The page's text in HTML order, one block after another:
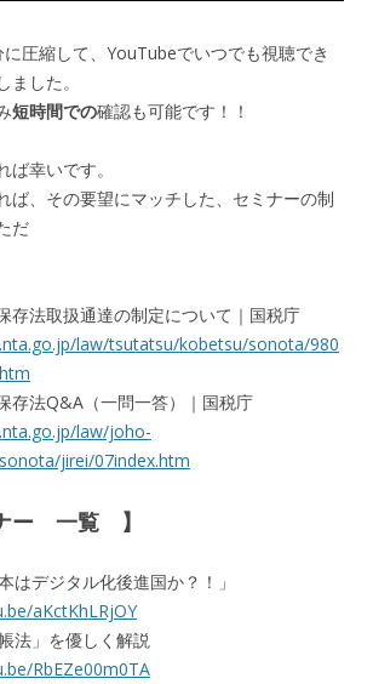
圧縮して、YouTubeでいつでも視聴でき
した。
短時間での確認も可能です！！
幸いです。
ば、その要望にマッチした、セミナーの制
だ
存法取扱通達の制定について｜国税庁
law/tsutatsu/kobetsu/sonota/980
存法Q&A（一問一答）｜国税庁
law/joho-
jirei/07index.htm
ー 一覧 】
デジタル化後進国か？！」
aKctKhLRjOY
法」を優しく解説
RbEZe00m0TA